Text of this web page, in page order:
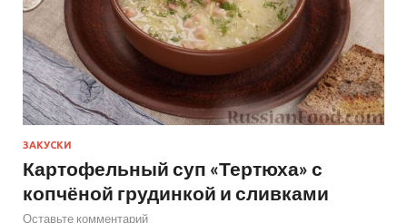
ЗАКУСКИ
Картофельный суп «Тертюха» с
копчёной грудинкой и сливками
Оставьте комментарий